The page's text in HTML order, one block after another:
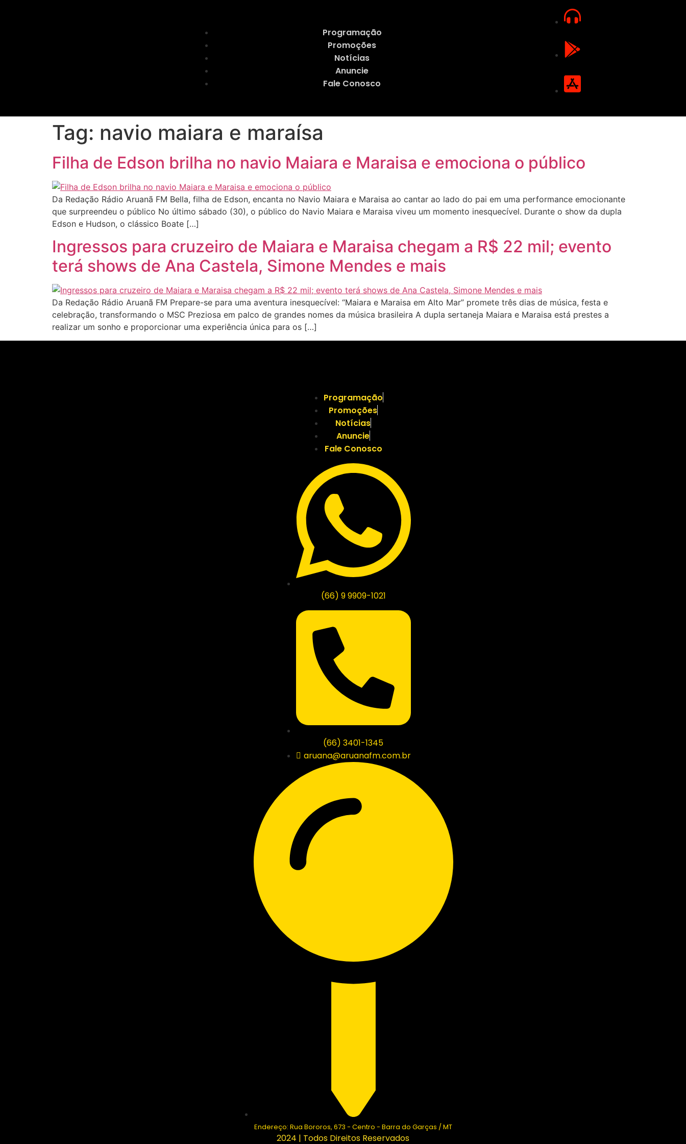
Programação
Promoções
Notícias
Anuncie
Fale Conosco
Tag: navio maiara e maraísa
Filha de Edson brilha no navio Maiara e Maraisa e emociona o público
Da Redação Rádio Aruanã FM Bella, filha de Edson, encanta no Navio Maiara e Maraisa ao cantar ao lado do pai em uma performance emocionante
que surpreendeu o público No último sábado (30), o público do Navio Maiara e Maraisa viveu um momento inesquecível. Durante o show da dupla
Edson e Hudson, o clássico Boate […]
Ingressos para cruzeiro de Maiara e Maraisa chegam a R$ 22 mil; evento
terá shows de Ana Castela, Simone Mendes e mais
Da Redação Rádio Aruanã FM Prepare-se para uma aventura inesquecível: “Maiara e Maraisa em Alto Mar” promete três dias de música, festa e
celebração, transformando o MSC Preziosa em palco de grandes nomes da música brasileira A dupla sertaneja Maiara e Maraisa está prestes a
realizar um sonho e proporcionar uma experiência única para os […]
Programação
Promoções
Notícias
Anuncie
Fale Conosco
(66) 9 9909-1021
(66) 3401-1345
aruana@aruanafm.com.br
Endereço: Rua Bororos, 673 - Centro - Barra do Garças / MT
2024 | Todos Direitos Reservados